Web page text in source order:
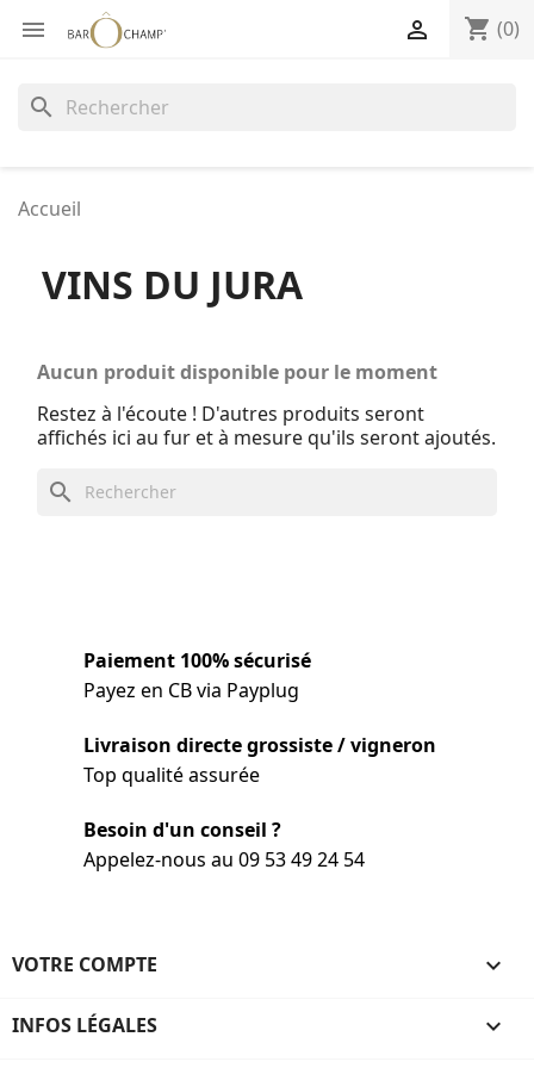
 shopping_cart (0)

search
Accueil
VINS DU JURA
Aucun produit disponible pour le moment
Restez à l'écoute ! D'autres produits seront
affichés ici au fur et à mesure qu'ils seront ajoutés.
search
Paiement 100% sécurisé
Payez en CB via Payplug
Livraison directe grossiste / vigneron
Top qualité assurée
Besoin d'un conseil ?
Appelez-nous au 09 53 49 24 54
VOTRE COMPTE 
INFOS LÉGALES 